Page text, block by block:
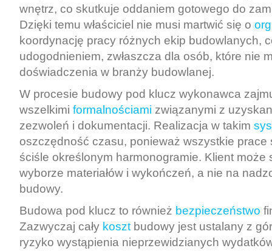
wnętrz, co skutkuje oddaniem gotowego do
Dzięki temu właściciel nie musi martwić się o
koordynację pracy różnych ekip budowlanych,
udogodnieniem, zwłaszcza dla osób, które nie
doświadczenia w branży budowlanej.
W procesie budowy pod klucz wykonawca
wszelkimi formalnościami związanymi z
zezwoleń i dokumentacji. Realizacja w takim
oszczędność czasu, ponieważ wszystkie prace
ściśle określonym harmonogramie. Klient może
wyborze materiałów i wykończeń, a nie na
budowy.
Budowa pod klucz to również bezpieczeństwo
Zazwyczaj cały koszt budowy jest ustalany z
ryzyko wystąpienia nieprzewidzianych